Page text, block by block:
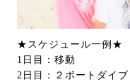
★スケジュール一例★
1日目：移動
2日目：２ボートダイブ